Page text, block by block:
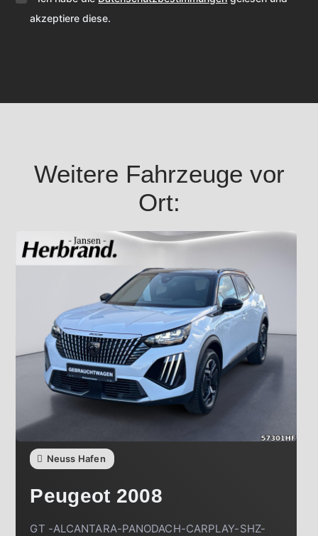
akzeptiere diese.
Weitere Fahrzeuge vor
Ort:
Neuss Hafen
Peugeot 2008
GT -ALCANTARA-PANODACH-CARPLAY-SHZ-